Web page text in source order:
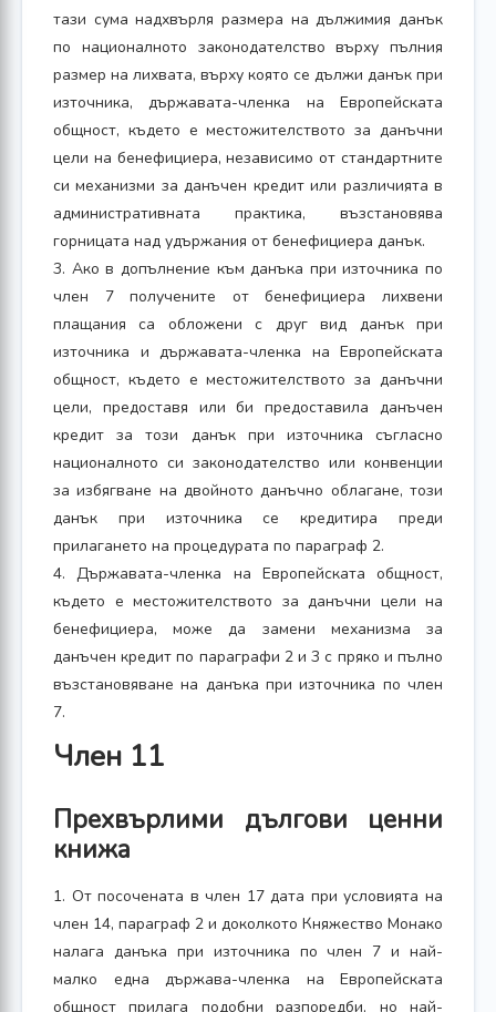
тази сума надхвърля размера на дължимия данък
по националното законодателство върху пълния
размер на лихвата, върху която се дължи данък при
източника, държавата-членка на Европейската
общност, където е местожителството за данъчни
цели на бенефициера, независимо от стандартните
си механизми за данъчен кредит или различията в
административната практика, възстановява
горницата над удържания от бенефициера данък.
3. Ако в допълнение към данъка при източника по
член 7 получените от бенефициера лихвени
плащания са обложени с друг вид данък при
източника и държавата-членка на Европейската
общност, където е местожителството за данъчни
цели, предоставя или би предоставила данъчен
кредит за този данък при източника съгласно
националното си законодателство или конвенции
за избягване на двойното данъчно облагане, този
данък при източника се кредитира преди
прилагането на процедурата по параграф 2.
4. Държавата-членка на Европейската общност,
където е местожителството за данъчни цели на
бенефициера, може да замени механизма за
данъчен кредит по параграфи 2 и 3 с пряко и пълно
възстановяване на данъка при източника по член
7.
Член 11
Прехвърлими дългови ценни
книжа
1. От посочената в член 17 дата при условията на
член 14, параграф 2 и доколкото Княжество Монако
налага данъка при източника по член 7 и най-
малко една държава-членка на Европейската
общност прилага подобни разпоредби, но най-